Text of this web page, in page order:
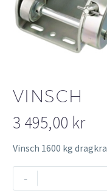
VINSCH
3 495,00 kr
Vinsch 1600 kg
-
Vinsch
mängd